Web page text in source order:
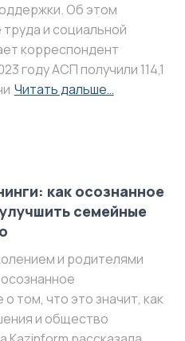
Об этом
и социальной
корреспондент
году АСП получили 114,1
Читать дальше…
как осознанное
семейные
и родителями
том, что это значит, как
и общество